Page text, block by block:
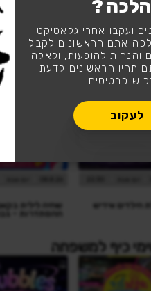
?
ועקבו אחרי גלאטיקט
אתם הראשונים לקבל
והנחות להופעות, ולאלה
תהיו הראשונים לדעת
כרטיסים
לעקוב
3,118
עוקבים לעקוב